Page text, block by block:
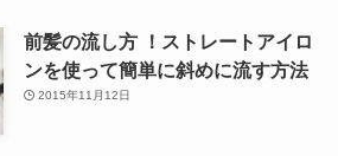
前髪の流し方 ！ストレートアイロ
ンを使って簡単に斜めに流す方法
2015年11月12日